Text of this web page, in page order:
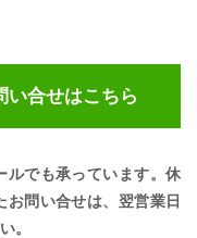
い合せはこちら
でも承っています。 休
問い合せは、 翌営業日
。